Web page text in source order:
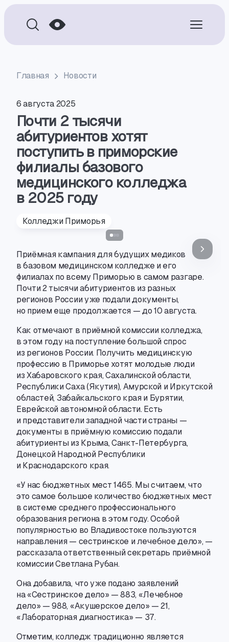
Главная Новости
6 августа 2025
Почти 2 тысячи
абитуриентов хотят
поступить в приморские
филиалы базового
медицинского колледжа
в 2025 году
Колледжи Приморья
Приёмная кампания для будущих медиков
в базовом медицинском колледже и его
филиалах по всему Приморью в самом разгаре.
Почти 2 тысячи абитуриентов из разных
регионов России уже подали документы,
но прием еще продолжается — до 10 августа.
Как отмечают в приёмной комиссии колледжа,
в этом году на поступление большой спрос
из регионов России. Получить медицинскую
профессию в Приморье хотят молодые люди
из Хабаровского края,Сахалинской области,
Республики Саха (Якутия), Амурской и Иркутской
областей, Забайкальского края и Бурятии,
Еврейской автономной области. Есть
и представители западной части страны —
документы в приёмную комиссию подали
абитуриенты из Крыма,Санкт-Петербурга,
Донецкой Народной Республики
и Краснодарского края.
«У нас бюджетных мест 1465. Мы считаем, что
это самое большое количество бюджетных мест
в системе среднего профессионального
образования региона в этом году. Особой
популярностью во Владивостоке пользуются
направления — сестринское и лечебное дело», —
рассказала ответственный секретарь приёмной
комиссии Светлана Рубан.
Она добавила, что уже подано заявлений
на «Сестринское дело» — 883, «Лечебное
дело» — 988, «Акушерское дело» — 21,
«Лабораторная диагностика» — 37.
Отметим, колледж традиционно является